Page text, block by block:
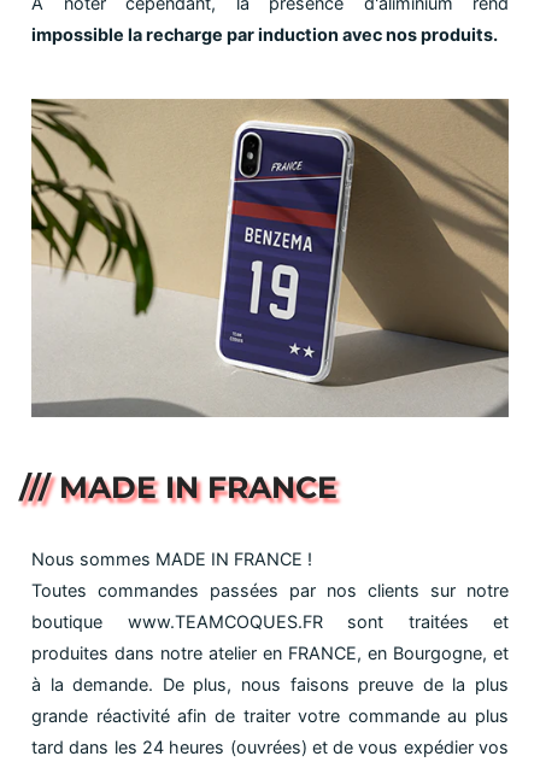
impossible la recharge par induction avec nos produits.
/// MADE IN FRANCE
Nous sommes MADE IN FRANCE !
Toutes commandes passées par nos clients sur notre
boutique www.TEAMCOQUES.FR sont traitées et
produites dans notre atelier en FRANCE, en Bourgogne, et
à la demande. De plus, nous faisons preuve de la plus
grande réactivité afin de traiter votre commande au plus
tard dans les 24 heures (ouvrées) et de vous expédier vos